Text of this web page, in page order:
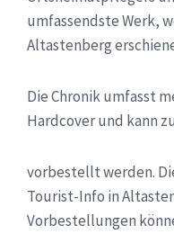
umfassendste Werk,
Altastenberg
Die Chronik umfasst
Hardcover und kann
vorbestellt werden.
Tourist-Info in
Vorbestellungen